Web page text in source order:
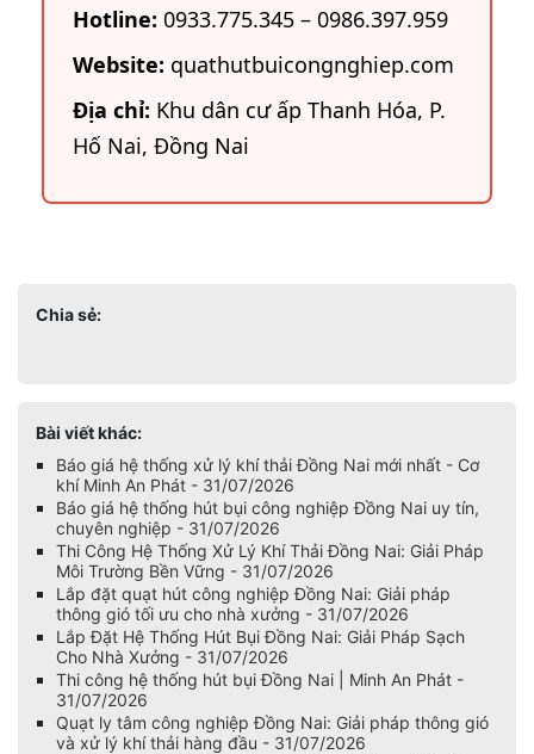
Hotline: 0933.775.345 – 0986.397.959
Website: quathutbuicongnghiep.com
Địa chỉ: Khu dân cư ấp Thanh Hóa, P.
Hố Nai, Đồng Nai
Chia sẻ:
Bài viết khác:
Báo giá hệ thống xử lý khí thải Đồng Nai mới nhất - Cơ
khí Minh An Phát - 31/07/2026
Báo giá hệ thống hút bụi công nghiệp Đồng Nai uy tín,
chuyên nghiệp - 31/07/2026
Thi Công Hệ Thống Xử Lý Khí Thải Đồng Nai: Giải Pháp
Môi Trường Bền Vững - 31/07/2026
Lắp đặt quạt hút công nghiệp Đồng Nai: Giải pháp
thông gió tối ưu cho nhà xưởng - 31/07/2026
Lắp Đặt Hệ Thống Hút Bụi Đồng Nai: Giải Pháp Sạch
Cho Nhà Xưởng - 31/07/2026
Thi công hệ thống hút bụi Đồng Nai | Minh An Phát -
31/07/2026
Quạt ly tâm công nghiệp Đồng Nai: Giải pháp thông gió
và xử lý khí thải hàng đầu - 31/07/2026